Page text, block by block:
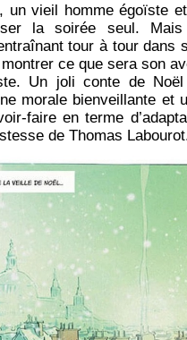
un vieil homme égoïste
la soirée seul.
tour à tour dans
ce que sera son
Un joli conte de
morale bienveillante et
faire en terme
de Thomas